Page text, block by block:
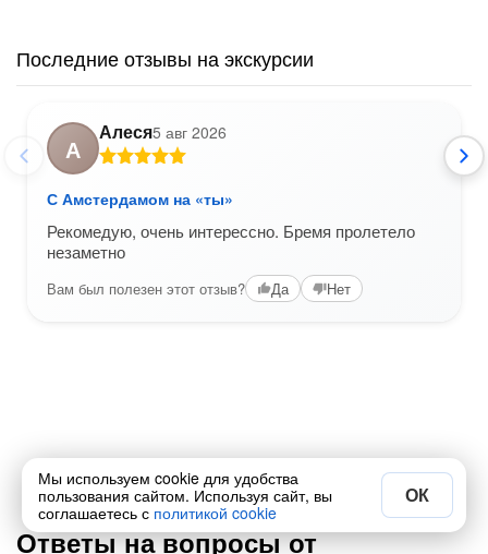
Последние отзывы на экскурсии
А
Алеся5 авг 2026
С Амстердамом на «ты»
Рекомедую, очень интерессно. Бремя пролетело
незаметно
Вам был полезен этот отзыв? Да Нет
1 / 11
Ответы на вопросы от
Мы используем cookie для удобства
пользования сайтом. Используя сайт, вы
соглашаетесь с политикой cookie
ОК